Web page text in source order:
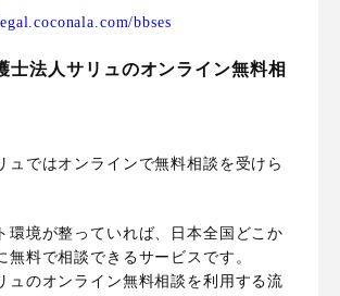
bbses
士法人サリュのオンライン無料相
ュではオンラインで無料相談を受けら
環境が整っていれば、日本全国どこか
無料で相談できるサービスです。
ュのオンライン無料相談を利用する流